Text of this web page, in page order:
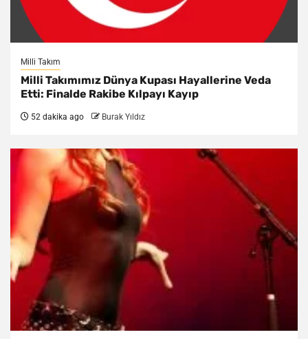
Milli Takım
Milli Takımımız Dünya Kupası Hayallerine Veda
Etti: Finalde Rakibe Kılpayı Kayıp
52 dakika ago Burak Yıldız